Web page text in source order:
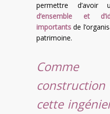
permettre d’avoir
d’ensemble et
importants de
patrimoine.
construction
cette